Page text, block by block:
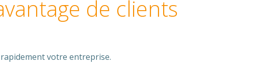
de clients
votre entreprise.